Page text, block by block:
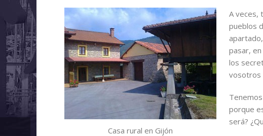
Casa rural en Gijón
A veces,
pueblos
pasar,
los
vosotros
porque
será?